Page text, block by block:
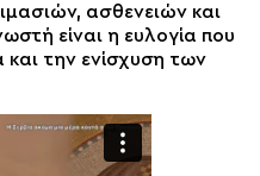
ασθενειών και
είναι η ευλογία που
και την ενίσχυση των